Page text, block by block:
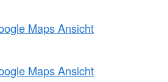
Maps Ansicht
Maps Ansicht